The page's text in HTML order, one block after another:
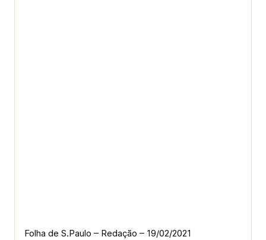
Folha de S.Paulo – Redação – 19/02/2021